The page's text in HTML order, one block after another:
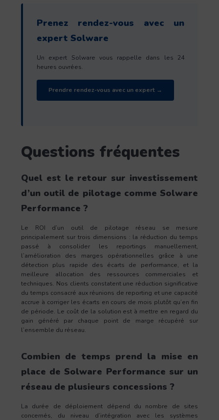
Prenez rendez-vous avec un
expert Solware
Un expert Solware vous rappelle dans les 24
heures ouvrées.
Prendre rendez-vous avec un expert →
Questions fréquentes
Quel est le retour sur investissement
d’un outil de pilotage comme Solware
Performance ?
Le ROI d’un outil de pilotage réseau se mesure
principalement sur trois dimensions : la réduction du temps
passé à consolider les reportings manuellement,
l’amélioration des marges opérationnelles grâce à une
détection plus rapide des écarts de performance, et la
meilleure allocation des ressources commerciales et
techniques. Nos clients constatent une réduction significative
du temps consacré aux réunions de reporting et une capacité
accrue à corriger les écarts en cours de mois plutôt qu’en fin
de période. Le coût de la solution est à mettre en regard du
gain généré par chaque point de marge récupéré sur
l’ensemble du réseau.
Combien de temps prend la mise en
place de Solware Performance sur un
réseau de plusieurs concessions ?
La durée de déploiement dépend du nombre de sites
concernés, du niveau d’intégration avec les systèmes